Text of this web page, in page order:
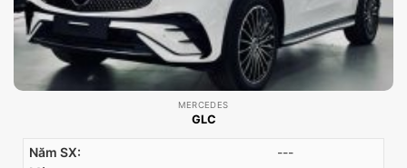
MERCEDES
GLC
Năm SX:
---